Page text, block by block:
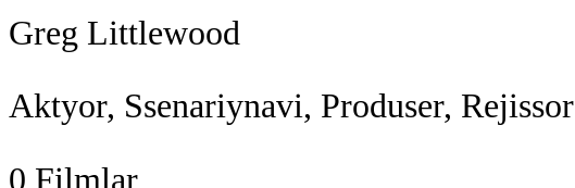
Greg Littlewood
Aktyor, Ssenariynavi, Produser, Rejissor
0 Filmlar